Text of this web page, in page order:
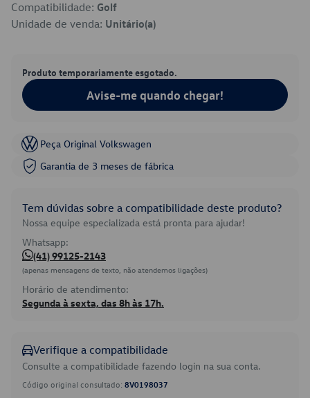
Compatibilidade: Golf
Unidade de venda: Unitário(a)
Produto temporariamente esgotado.
Avise-me quando chegar!
Peça Original Volkswagen
Garantia de 3 meses de fábrica
Tem dúvidas sobre a compatibilidade deste produto?
Nossa equipe especializada está pronta para ajudar!
Whatsapp:
(41) 99125-2143
(apenas mensagens de texto, não atendemos ligações)
Horário de atendimento:
Segunda à sexta, das 8h às 17h.
Verifique a compatibilidade
Consulte a compatibilidade fazendo login na sua conta.
Código original consultado: 8V0198037